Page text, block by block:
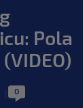
Pola
0